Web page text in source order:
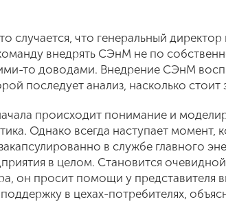
случается, что генеральный
внедрять СЭнМ не по
то доводами. Внедрение СЭнМ
последует анализ, насколько стоит
происходит понимание и
Однако всегда наступает момент,
в службе главного
в целом. Становится
он просит помощи у представителя
в цехах-потребителях,